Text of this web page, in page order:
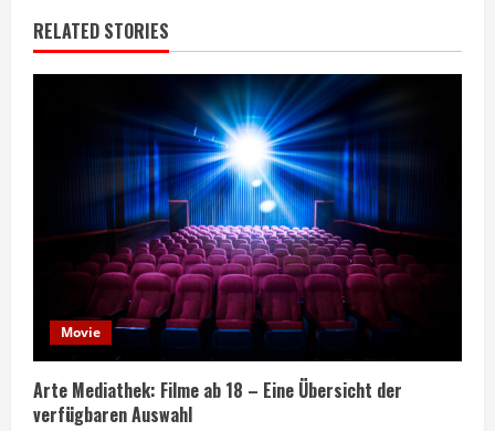
RELATED STORIES
Movie
Arte Mediathek: Filme ab 18 – Eine Übersicht der
verfügbaren Auswahl